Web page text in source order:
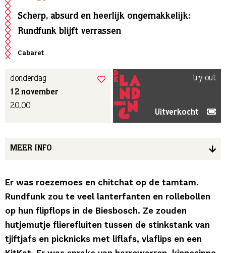
Scherp, absurd en heerlijk ongemakkelijk:
Rundfunk blijft verrassen
Cabaret
donderdag
12 november
20.00
try-out
Uitverkocht
MEER INFO
Er was roezemoes en chitchat op de tamtam.
Rundfunk zou te veel lanterfanten en rollebollen
op hun flipflops in de Biesbosch. Ze zouden
hutjemutje flierefluiten tussen de stinkstank van
tjiftjafs en picknicks met liflafs, vlaflips en een